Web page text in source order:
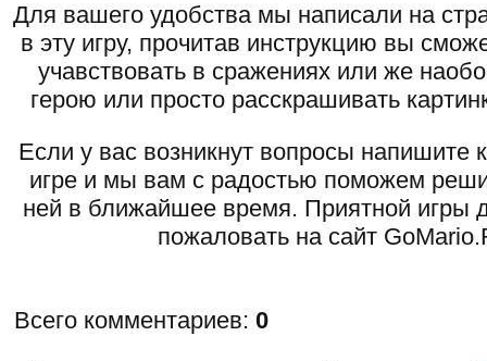
Для вашего удобства мы написали на
в эту игру, прочитав инструкцию вы
учавствовать в сражениях или же
герою или просто расскрашивать
Если у вас возникнут вопросы напишите
игре и мы вам с радостью поможем
ней в ближайшее время. Приятной игры
пожаловать на сайт
Всего комментариев: 0